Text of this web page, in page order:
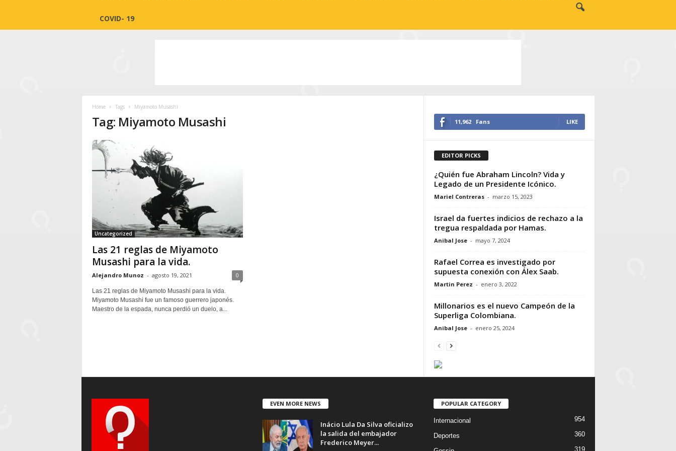
COVID- 19
Home Tags Miyamoto Musashi
Tag: Miyamoto Musashi
Uncategorized
Las 21 reglas de Miyamoto
Musashi para la vida.
Alejandro Munoz - agosto 19, 2021 0
Las 21 reglas de Miyamoto Musashi para la vida.
Miyamoto Musashi fue un famoso guerrero japonés.
Maestro de la espada, nunca perdió un duelo, a...
11,962 Fans LIKE
EDITOR PICKS
¿Quién fue Abraham Lincoln? Vida y
Legado de un Presidente Icónico.
Mariel Contreras - marzo 15, 2023
Israel da fuertes indicios de rechazo a la
tregua respaldada por Hamas.
Anibal Jose - mayo 7, 2024
Rafael Correa es investigado por
supuesta conexión con Álex Saab.
Martin Perez - enero 3, 2022
Millonarios es el nuevo Campeón de la
Superliga Colombiana.
Anibal Jose - enero 25, 2024
EVEN MORE NEWS
Inácio Lula Da Silva oficializo
la salida del embajador
Frederico Meyer...
POPULAR CATEGORY
Internacional 954
Deportes 360
319